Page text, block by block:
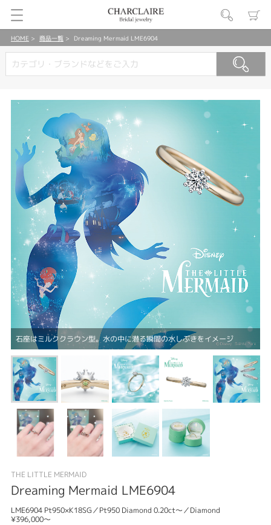
HOME 商品一覧 Dreaming Mermaid LME6904
石座はミルククラウン型。水の中に潜る瞬間の水しぶきをイメージ
THE LITTLE MERMAID
Dreaming Mermaid LME6904
LME6904 Pt950×K18SG／Pt950 Diamond 0.20ct～／Diamond
¥396,000～